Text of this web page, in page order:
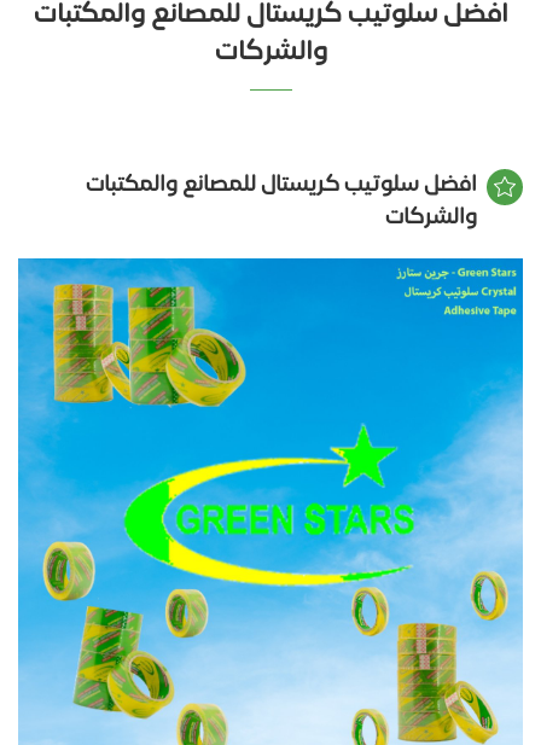
افضل سلوتيب كريستال للمصانع والمكتبات
والشركات
افضل سلوتيب كريستال للمصانع والمكتبات
والشركات